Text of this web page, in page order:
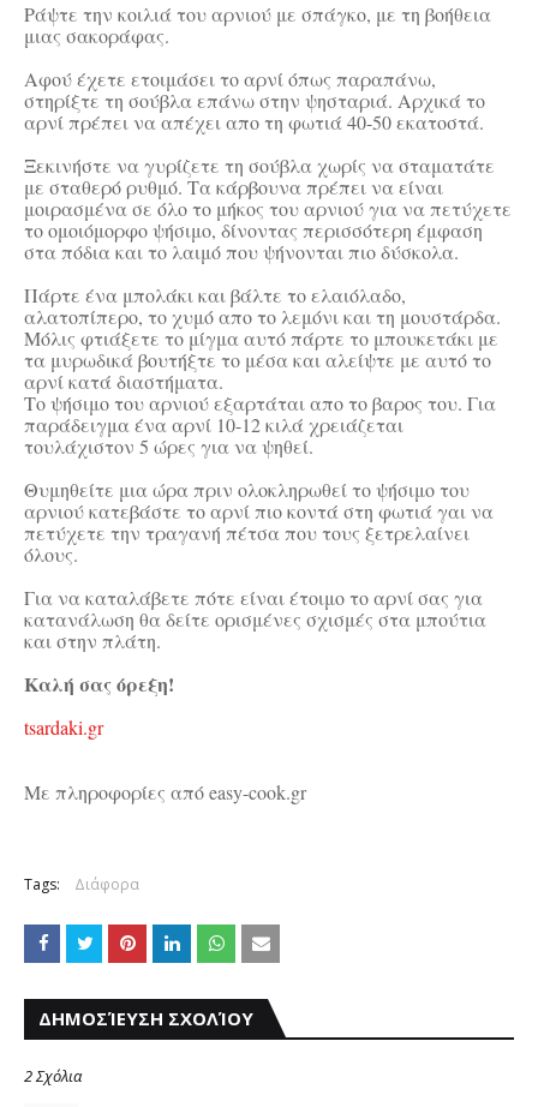
Ράψτε την κοιλιά του αρνιού με σπάγκο, με τη βοήθεια
μιας σακοράφας.
Αφού έχετε ετοιμάσει το αρνί όπως παραπάνω,
στηρίξτε τη σούβλα επάνω στην ψησταριά. Αρχικά το
αρνί πρέπει να απέχει απο τη φωτιά 40-50 εκατοστά.
Ξεκινήστε να γυρίζετε τη σούβλα χωρίς να σταματάτε
με σταθερό ρυθμό. Τα κάρβουνα πρέπει να είναι
μοιρασμένα σε όλο το μήκος του αρνιού για να πετύχετε
το ομοιόμορφο ψήσιμο, δίνοντας περισσότερη έμφαση
στα πόδια και το λαιμό που ψήνονται πιο δύσκολα.
Πάρτε ένα μπολάκι και βάλτε το ελαιόλαδο,
αλατοπίπερο, το χυμό απο το λεμόνι και τη μουστάρδα.
Μόλις φτιάξετε το μίγμα αυτό πάρτε το μπουκετάκι με
τα μυρωδικά βουτήξτε το μέσα και αλείψτε με αυτό το
αρνί κατά διαστήματα.
Το ψήσιμο του αρνιού εξαρτάται απο το βαρος του. Για
παράδειγμα ένα αρνί 10-12 κιλά χρειάζεται
τουλάχιστον 5 ώρες για να ψηθεί.
Θυμηθείτε μια ώρα πριν ολοκληρωθεί το ψήσιμο του
αρνιού κατεβάστε το αρνί πιο κοντά στη φωτιά γαι να
πετύχετε την τραγανή πέτσα που τους ξετρελαίνει
όλους.
Για να καταλάβετε πότε είναι έτοιμο το αρνί σας για
κατανάλωση θα δείτε ορισμένες σχισμές στα μπούτια
και στην πλάτη.
Καλή σας όρεξη!
tsardaki.gr
Με πληροφορίες από easy-cook.gr
Tags: Διάφορα
ΔΗΜΟΣΊΕΥΣΗ ΣΧΟΛΊΟΥ
2 Σχόλια